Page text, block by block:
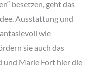
besetzen, geht das
Ausstattung und
wie
sie auch das
und Marie Fort hier die